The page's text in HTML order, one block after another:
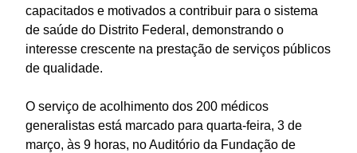
capacitados e motivados a contribuir para o sistema
de saúde do Distrito Federal, demonstrando o
interesse crescente na prestação de serviços públicos
de qualidade.
O serviço de acolhimento dos 200 médicos
generalistas está marcado para quarta-feira, 3 de
março, às 9 horas, no Auditório da Fundação de